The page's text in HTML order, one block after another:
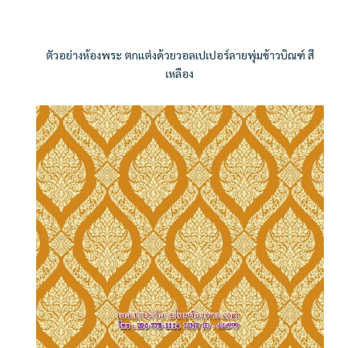
ตัวอย่างห้องพระ ตกแต่งด้วยวอลเปเปอร์ลายพุ่มข้าวบิณฑ์ สี
เหลือง